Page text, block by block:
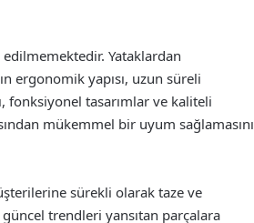
Yataklardan
ergonomik yapısı, uzun süreli
fonksiyonel tasarımlar ve kaliteli
mükemmel bir uyum sağlamasını
sürekli olarak taze ve
trendleri yansıtan parçalara